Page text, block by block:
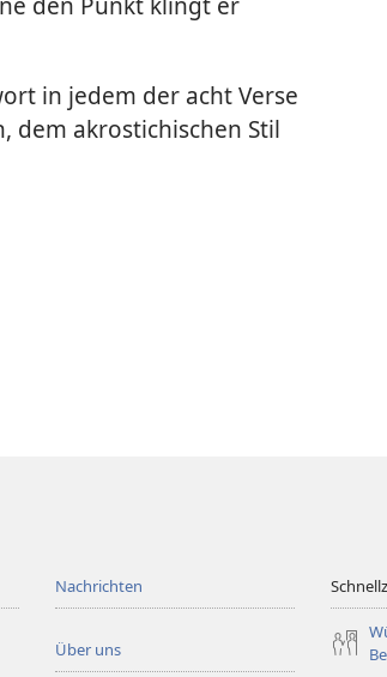
in jedem der acht Verse
dem akrostichischen Stil
Nachrichten
Über uns